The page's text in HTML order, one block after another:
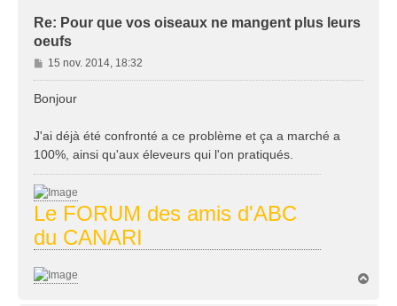
Re: Pour que vos oiseaux ne mangent plus leurs
oeufs
M
e
s
g
e
15 nov. 2014, 18:32
Bonjour
J'ai déjà été confronté a ce problème et ça a marché a
100%, ainsi qu'aux éleveurs qui l'on pratiqués.
Le FORUM des amis d'ABC
du CANARI